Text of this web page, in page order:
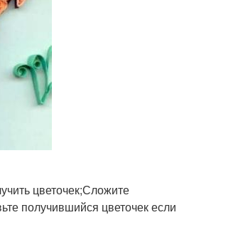
цветочек;Сложите
получившийся цветочек если